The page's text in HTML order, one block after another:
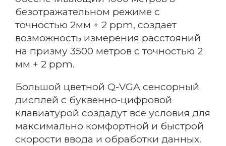
безотражательном режиме с
точностью 2мм + 2 ppm, создает
возможность измерения расстояний
на призму 3500 метров с точностью 2
мм + 2 ppm.
Большой цветной Q-VGA сенсорный
дисплей с буквенно-цифровой
клавиатурой создадут все условия для
максимально комфортной и быстрой
скорости ввода и обработки данных.
Email
Название компании
Регион